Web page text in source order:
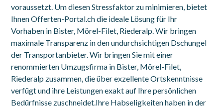
voraussetzt. Um diesen Stressfaktor zu minimieren, bietet
Ihnen Offerten-Portal.ch die ideale Lösung für Ihr
Vorhaben in Bister, Mörel-Filet, Riederalp. Wir bringen
maximale Transparenz in den undurchsichtigen Dschungel
der Transportanbieter. Wir bringen Sie mit einer
renommierten Umzugsfirma in Bister, Mörel-Filet,
Riederalp zusammen, die über exzellente Ortskenntnisse
verfügt und ihre Leistungen exakt auf Ihre persönlichen
Bedürfnisse zuschneidet.Ihre Habseligkeiten haben in der